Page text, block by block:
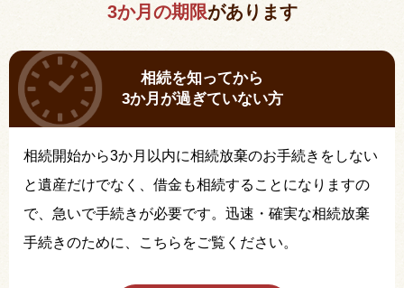
3か月の期限があります
相続を知ってから
3か月が過ぎていない方
相続開始から3か月以内に相続放棄のお手続きをしない
と遺産だけでなく、借金も相続することになりますの
で、急いで手続きが必要です。迅速・確実な相続放棄
手続きのために、こちらをご覧ください。